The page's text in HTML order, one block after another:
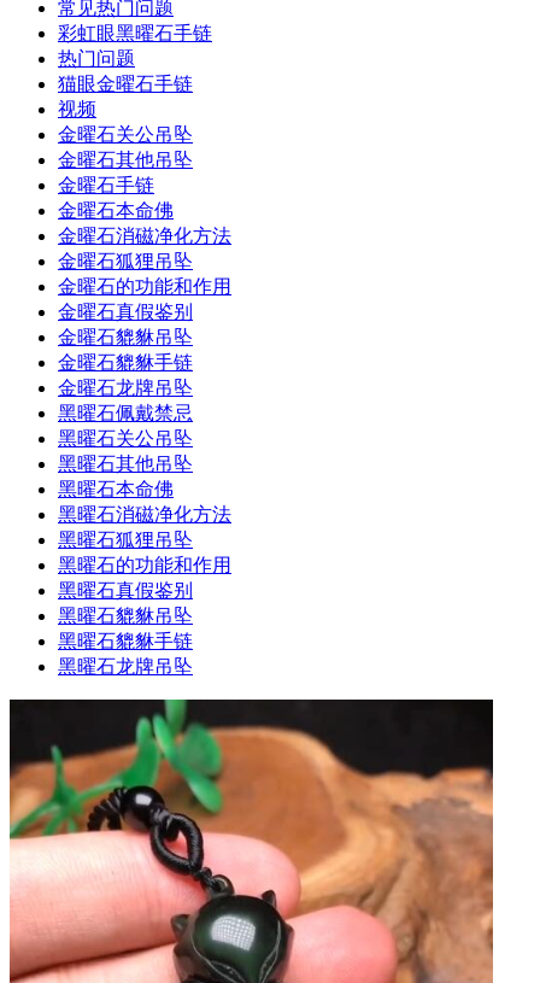
常见热门问题
彩虹眼黑曜石手链
热门问题
猫眼金曜石手链
视频
金曜石关公吊坠
金曜石其他吊坠
金曜石手链
金曜石本命佛
金曜石消磁净化方法
金曜石狐狸吊坠
金曜石的功能和作用
金曜石真假鉴别
金曜石貔貅吊坠
金曜石貔貅手链
金曜石龙牌吊坠
黑曜石佩戴禁忌
黑曜石关公吊坠
黑曜石其他吊坠
黑曜石本命佛
黑曜石消磁净化方法
黑曜石狐狸吊坠
黑曜石的功能和作用
黑曜石真假鉴别
黑曜石貔貅吊坠
黑曜石貔貅手链
黑曜石龙牌吊坠